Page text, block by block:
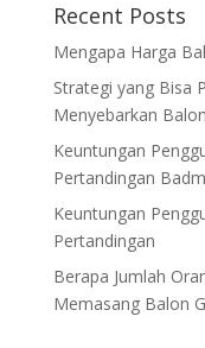
Recent Posts
Mengapa Harga
Strategi yang Bisa
Menyebarkan
Keuntungan
Pertandingan
Keuntungan
Pertandingan
Berapa Jumlah
Memasang Balon